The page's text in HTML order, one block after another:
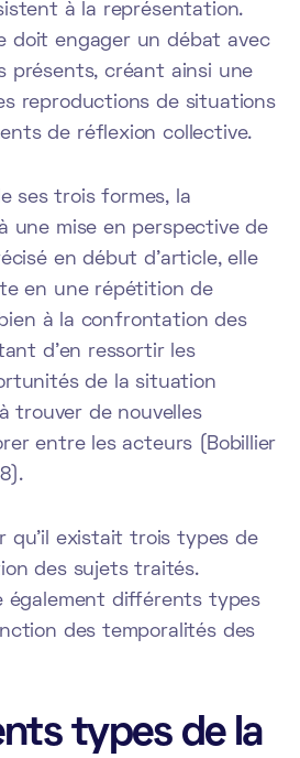
à la représentation.
doit engager un débat avec
présents, créant ainsi une
reproductions de situations
de réflexion collective.
ses trois formes, la
une mise en perspective de
en début d’article, elle
en une répétition de
bien à la confrontation des
d’en ressortir les
de la situation
trouver de nouvelles
entre les acteurs (Bobillier
qu’il existait trois types de
des sujets traités.
également différents types
des temporalités des
types de la